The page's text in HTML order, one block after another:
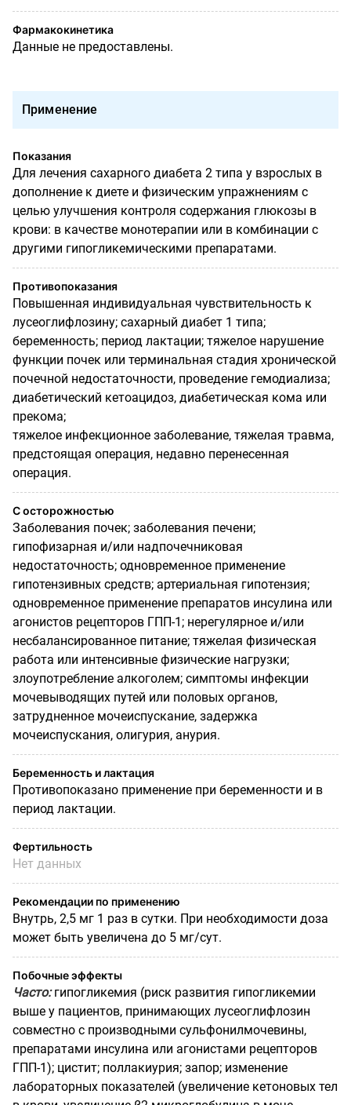
Фармакокинетика
Данные не предоставлены.
Применение
Показания
Для лечения сахарного диабета 2 типа у взрослых в
дополнение к диете и физическим упражнениям с
целью улучшения контроля содержания глюкозы в
крови: в качестве монотерапии или в комбинации с
другими гипогликемическими препаратами.
Противопоказания
Повышенная индивидуальная чувствительность к
лусеоглифлозину; сахарный диабет 1 типа;
беременность; период лактации; тяжелое нарушение
функции почек или терминальная стадия хронической
почечной недостаточности, проведение гемодиализа;
диабетический кетоацидоз, диабетическая кома или
прекома;
тяжелое инфекционное заболевание, тяжелая травма,
предстоящая операция, недавно перенесенная
операция.
С осторожностью
Заболевания почек; заболевания печени;
гипофизарная и/или надпочечниковая
недостаточность; одновременное применение
гипотензивных средств; артериальная гипотензия;
одновременное применение препаратов инсулина или
агонистов рецепторов ГПП-1; нерегулярное и/или
несбалансированное питание; тяжелая физическая
работа или интенсивные физические нагрузки;
злоупотребление алкоголем; симптомы инфекции
мочевыводящих путей или половых органов,
затрудненное мочеиспускание, задержка
мочеиспускания, олигурия, анурия.
Беременность и лактация
Противопоказано применение при беременности и в
период лактации.
Фертильность
Нет данных
Рекомендации по применению
Внутрь, 2,5 мг 1 раз в сутки. При необходимости доза
может быть увеличена до 5 мг/сут.
Побочные эффекты
Часто:гипогликемия (риск развития гипогликемии
выше у пациентов, принимающих лусеоглифлозин
совместно с производными сульфонилмочевины,
препаратами инсулина или агонистами рецепторов
ГПП-1); цистит; поллакиурия; запор; изменение
лабораторных показателей (увеличение кетоновых тел